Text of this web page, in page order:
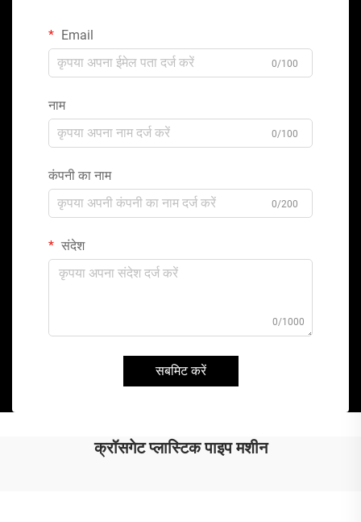
Email
0/100
नाम
0/100
कंपनी का नाम
0/200
संदेश
0/1000
सबमिट करें
क्रॉसगेट प्लास्टिक पाइप मशीन